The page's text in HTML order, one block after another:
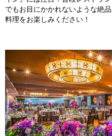
でもお目にかかれないような絶品
料理をお楽しみください！